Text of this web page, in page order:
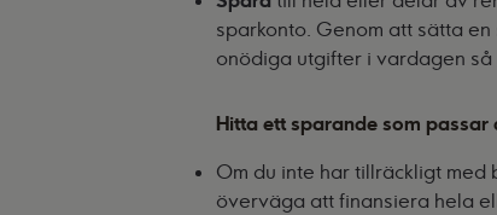
sparkonto. Genom att sätta
onödiga utgifter i vardagen
Hitta ett sparande som passar
Om du inte har tillräckligt
överväga att finansiera hela